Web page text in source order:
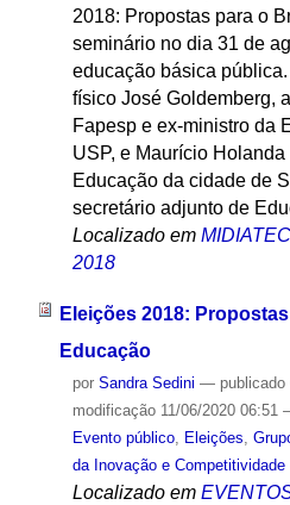
2018: Propostas para o
seminário no dia 31 de
educação básica
físico José Goldemberg,
Fapesp e ex-ministro da
USP, e Maurício
Educação da cidade de
secretário adjunto de
Localizado em
2018
Eleições 2018:
Educação
por Sandra Sedini — publicado
modificação11/06/2020 06:51
Evento público, Eleições
da Inovação e Competitividade
Localizado em